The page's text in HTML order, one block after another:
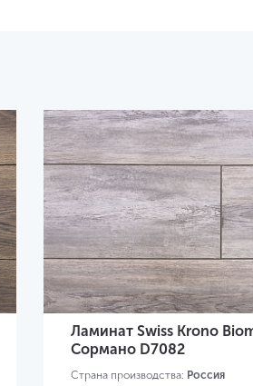
Ламинат Swiss Krono
Сормано D7082
Страна производства: Россия